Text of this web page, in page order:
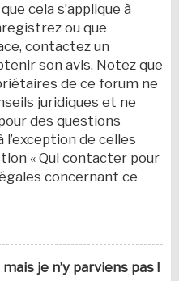
cela s’applique à
ou que
contactez un
son avis. Notez que
de ce forum ne
juridiques et ne
des questions
de celles
« Qui contacter pour
concernant ce
je n’y parviens pas !